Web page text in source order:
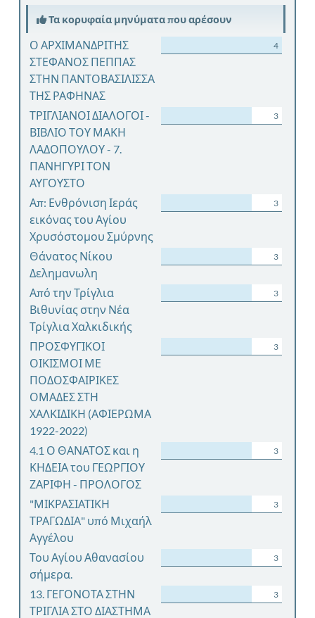
Τα κορυφαία μηνύματα που αρέσουν
Ο ΑΡΧΙΜΑΝΔΡΙΤΗΣ
ΣΤΕΦΑΝΟΣ ΠΕΠΠΑΣ
ΣΤΗΝ ΠΑΝΤΟΒΑΣΙΛΙΣΣΑ
ΤΗΣ ΡΑΦΗΝΑΣ
4
ΤΡΙΓΛΙΑΝΟΙ ΔΙΑΛΟΓΟΙ -
ΒΙΒΛΙΟ ΤΟΥ ΜΑΚΗ
ΛΑΔΟΠΟΥΛΟΥ - 7.
ΠΑΝΗΓΥΡΙ ΤΟΝ
ΑΥΓΟΥΣΤΟ
3
Απ: Ενθρόνιση Ιεράς
εικόνας του Αγίου
Χρυσόστομου Σμύρνης
3
Θάνατος Νίκου
Δελημανωλη
3
Από την Τρίγλια
Βιθυνίας στην Νέα
Τρίγλια Χαλκιδικής
3
ΠΡΟΣΦΥΓΙΚΟΙ
ΟΙΚΙΣΜΟΙ ΜΕ
ΠΟΔΟΣΦΑΙΡΙΚΕΣ
ΟΜΑΔΕΣ ΣΤΗ
ΧΑΛΚΙΔΙΚΗ (ΑΦΙΕΡΩΜΑ
1922-2022)
3
4.1 Ο ΘΑΝΑΤΟΣ και η
ΚΗΔΕΙΑ του ΓΕΩΡΓΙΟΥ
ΖΑΡΙΦΗ - ΠΡΟΛΟΓΟΣ
3
"ΜΙΚΡΑΣΙΑΤΙΚΗ
ΤΡΑΓΩΔΙΑ" υπό Μιχαήλ
Αγγέλου
3
Του Αγίου Αθανασίου
σήμερα.
3
13. ΓΕΓΟΝΟΤΑ ΣΤΗΝ
ΤΡΙΓΛΙΑ ΣΤΟ ΔΙΑΣΤΗΜΑ
3